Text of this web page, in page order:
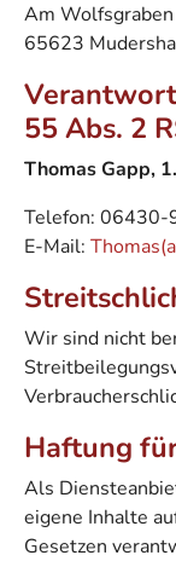
Am
65623
55 Abs. 2
Thomas Gapp,
Telefon:
E-Mail:
Wir sind nicht
Haftung
Als
eigene Inhalte
Gesetzen